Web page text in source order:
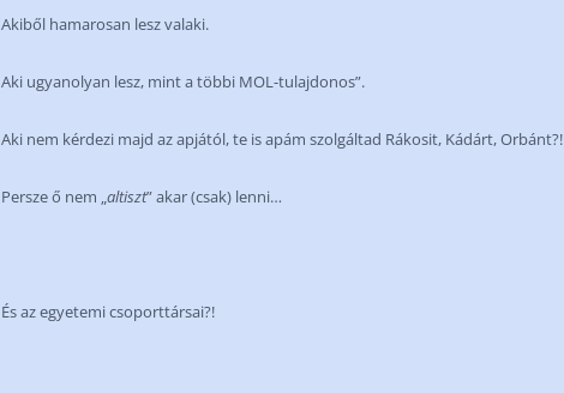
Akiből hamarosan lesz valaki.
Aki ugyanolyan lesz, mint a többi MOL-tulajdonos”.
Aki nem kérdezi majd az apjától, te is apám szolgáltad Rákosit, Kádárt, Orbánt?!
Persze ő nem „altiszt” akar (csak) lenni…
És az egyetemi csoporttársai?!